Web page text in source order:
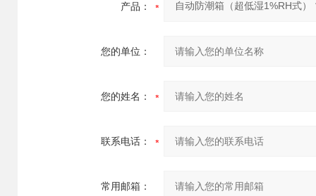
产品：
您的单位：
您的姓名：
联系电话：
常用邮箱：